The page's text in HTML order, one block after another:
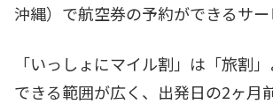
沖縄）で航空券の予約ができるサー
「いっしょにマイル割」は「旅割
できる範囲が広く、出発日の2ヶ月